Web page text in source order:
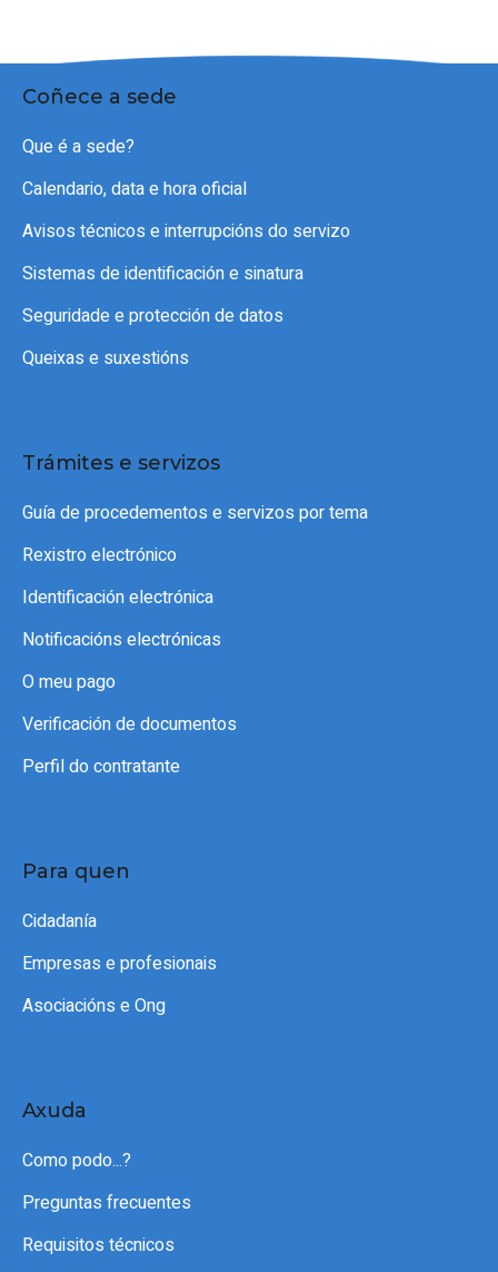
Coñece a sede
Que é a sede?
Calendario, data e hora oficial
Avisos técnicos e interrupcións do servizo
Sistemas de identificación e sinatura
Seguridade e protección de datos
Queixas e suxestións
Trámites e servizos
Guía de procedementos e servizos por tema
Rexistro electrónico
Identificación electrónica
Notificacións electrónicas
O meu pago
Verificación de documentos
Perfil do contratante
Para quen
Cidadanía
Empresas e profesionais
Asociacións e Ong
Axuda
Como podo...?
Preguntas frecuentes
Requisitos técnicos